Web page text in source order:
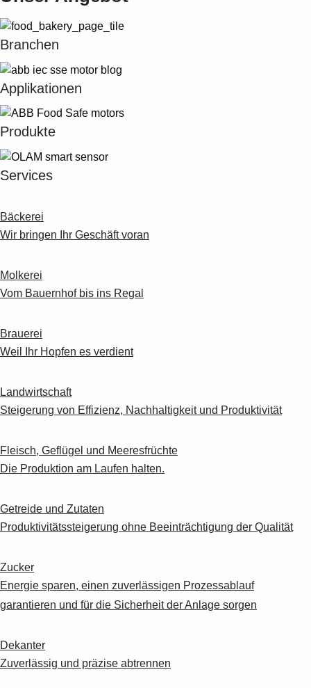
Branchen
Applikationen
Produkte
Services
Bäckerei
Wir bringen Ihr Geschäft voran
Molkerei
Vom Bauernhof bis ins Regal
Brauerei
Weil Ihr Hopfen es verdient
Landwirtschaft
Steigerung von Effizienz, Nachhaltigkeit und Produktivität
Fleisch, Geflügel und Meeresfrüchte
Die Produktion am Laufen halten.
Getreide und Zutaten
Produktivitätssteigerung ohne Beeinträchtigung der Qualität
Zucker
Energie sparen, einen zuverlässigen Prozessablauf
garantieren und für die Sicherheit der Anlage sorgen
Dekanter
Zuverlässig und präzise abtrennen